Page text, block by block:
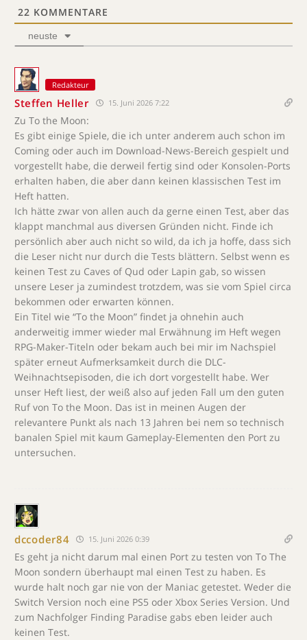
22 KOMMENTARE
neuste
Redakteur
Steffen Heller 15. Juni 2026 7:22
Zu To the Moon:
Es gibt einige Spiele, die ich unter anderem auch schon im
Coming oder auch im Download-News-Bereich gespielt und
vorgestellt habe, die derweil fertig sind oder Konsolen-Ports
erhalten haben, die aber dann keinen klassischen Test im
Heft hatten.
Ich hätte zwar von allen auch da gerne einen Test, aber das
klappt manchmal aus diversen Gründen nicht. Finde ich
persönlich aber auch nicht so wild, da ich ja hoffe, dass sich
die Leser nicht nur durch die Tests blättern. Selbst wenn es
keinen Test zu Caves of Qud oder Lapin gab, so wissen
unsere Leser ja zumindest trotzdem, was sie vom Spiel circa
bekommen oder erwarten können.
Ein Titel wie “To the Moon” findet ja ohnehin auch
anderweitig immer wieder mal Erwähnung im Heft wegen
RPG-Maker-Titeln oder bekam auch bei mir im Nachspiel
später erneut Aufmerksamkeit durch die DLC-
Weihnachtsepisoden, die ich dort vorgestellt habe. Wer
unser Heft liest, der weiß also auf jeden Fall um den guten
Ruf von To the Moon. Das ist in meinen Augen der
relevantere Punkt als nach 13 Jahren bei nem so technisch
banalen Spiel mit kaum Gameplay-Elementen den Port zu
untersuchen.
dccoder84 15. Juni 2026 0:39
Es geht ja nicht darum mal einen Port zu testen von To The
Moon sondern überhaupt mal einen Test zu haben. Es
wurde halt noch gar nie von der Maniac getestet. Weder die
Switch Version noch eine PS5 oder Xbox Series Version. Und
zum Nachfolger Finding Paradise gabs eben leider auch
keinen Test.